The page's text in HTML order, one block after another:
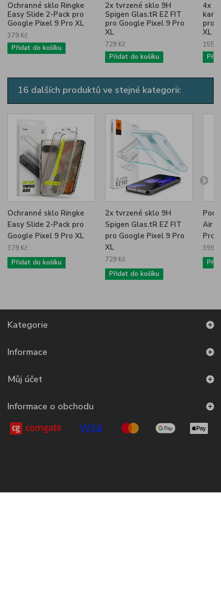
Ochranné sklo Ringke
Easy Slide 2-Pack pro
Google Pixel 9 Pro XL
379 Kč
Přidat do košíku
2x tvrzené sklo 9H
Spigen Glas.tR EZ FIT
pro Google Pixel 9 Pro
XL
729 Kč
Přidat do košíku
4x
pro
XL
155
16 dalších produktů ve stejné kategorii:
Ochranné sklo Ringke
Easy Slide 2-Pack pro
Google Pixel 9 Pro XL
379 Kč
Přidat do košíku
2x tvrzené sklo 9H
Spigen Glas.tR EZ FIT
pro Google Pixel 9 Pro
XL
729 Kč
Přidat do košíku
Air
Pro
399
Kategorie
Informace
Můj účet
Informace o obchodu